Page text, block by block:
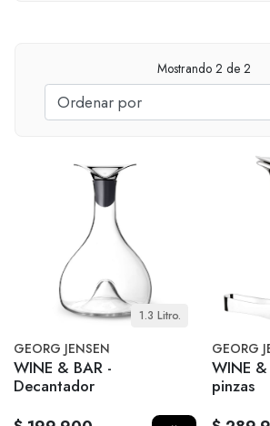
Mostrando 2 de 2
1.3 Litro.
GEORG JENSEN
WINE & BAR -
Decantador
GEORG
WINE
pinzas